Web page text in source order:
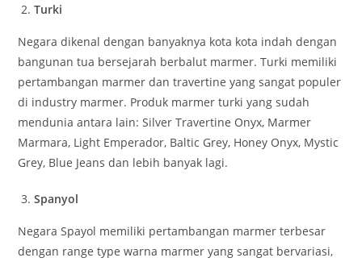
Turki
Negara dikenal dengan banyaknya kota kota indah dengan
bangunan tua bersejarah berbalut marmer. Turki memiliki
pertambangan marmer dan travertine yang sangat populer
di industry marmer. Produk marmer turki yang sudah
mendunia antara lain: Silver Travertine Onyx, Marmer
Marmara, Light Emperador, Baltic Grey, Honey Onyx, Mystic
Grey, Blue Jeans dan lebih banyak lagi.
Spanyol
Negara Spayol memiliki pertambangan marmer terbesar
dengan range type warna marmer yang sangat bervariasi,